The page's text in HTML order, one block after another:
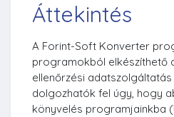
Áttekintés
A Forint-Soft Konverter
programokból elkészíthető
ellenőrzési
dolgozhatók fel úgy, hogy
könyvelés programjainkba